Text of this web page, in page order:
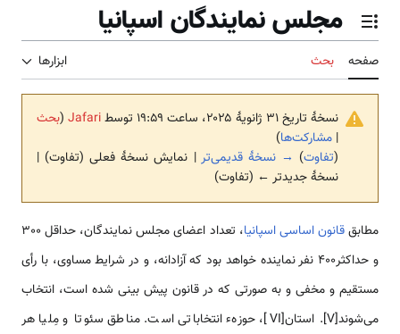
تغییر وضعیت فهرست محتویات
مجلس نمایندگان اسپانیا
صفحه بحث ابزارها
نسخهٔ تاریخ ‏۳۱ ژانویهٔ ۲۰۲۵، ساعت ۱۹:۵۹ توسط Jafari
(بحث
| مشارکت‌ها)
(تفاوت) → نسخهٔ قدیمی‌تر | نمایش نسخهٔ فعلی (تفاوت) |
نسخهٔ جدیدتر ← (تفاوت)
مطابققانون اساسی اسپانیا
، تعداد اعضای مجلس نمایندگان، حداقل ٣٠٠
و حداکثر400 نفر نماینده خواهد بود که آزادانه، و در شرایط مساوی، با رأی
مستقیم و مخفی و به صورتی که در قانون پیش بینی شده است، انتخاب
می‌شوند[V]. استان[VI]، حوزهء انتخاباتی است. مناطق سئوتا و مِلیا هر